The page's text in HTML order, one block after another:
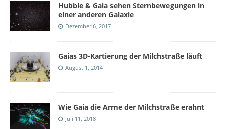
Hubble & Gaia sehen Sternbewegungen in
einer anderen Galaxie
Dezember 6, 2017
Gaias 3D-Kartierung der Milchstraße läuft
August 1, 2014
Wie Gaia die Arme der Milchstraße erahnt
Juli 11, 2018